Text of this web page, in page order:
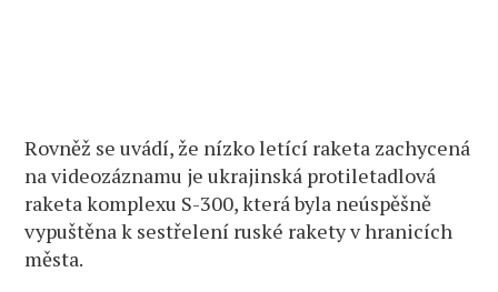
Rovněž se uvádí, že nízko letící raketa zachycená
na videozáznamu je ukrajinská protiletadlová
raketa komplexu S-300, která byla neúspěšně
vypuštěna k sestřelení ruské rakety v hranicích
města.